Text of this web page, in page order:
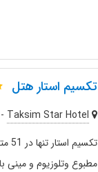
تکسیم استار هتل
Taksim Star Hotel
مطبوع وتلوزیوم و مینی